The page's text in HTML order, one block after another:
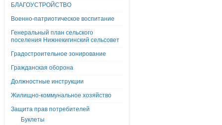
БЛАГОУСТРОЙСТВО
Военно-патриотическое воспитание
Генеральный план сельского
поселения Нижнекигинский сельсовет
Градостроительное зонирование
Гражданская оборона
Должностные инструкции
Жилищно-коммунальное хозяйство
Защита прав потребителей
Буклеты